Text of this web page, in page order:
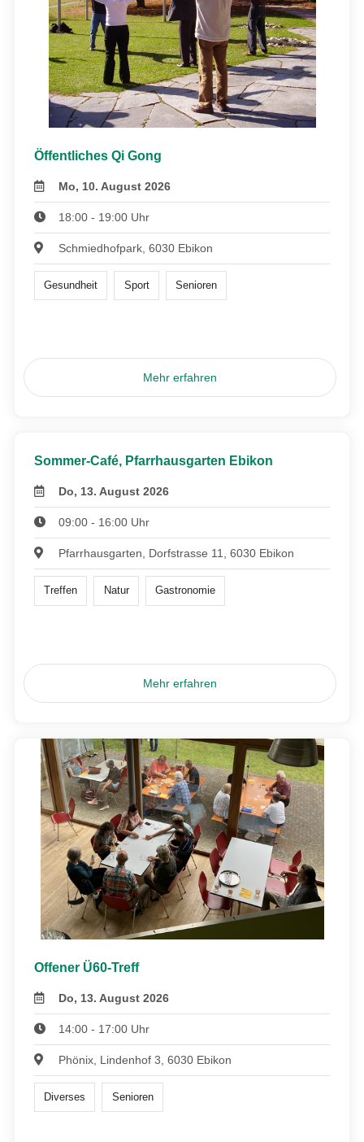
Öffentliches Qi Gong
Mo, 10. August 2026
18:00 - 19:00 Uhr
Schmiedhofpark, 6030 Ebikon
Gesundheit Sport Senioren
Mehr erfahren
Sommer-Café, Pfarrhausgarten Ebikon
Do, 13. August 2026
09:00 - 16:00 Uhr
Pfarrhausgarten, Dorfstrasse 11, 6030 Ebikon
Treffen Natur Gastronomie
Mehr erfahren
Offener Ü60-Treff
Do, 13. August 2026
14:00 - 17:00 Uhr
Phönix, Lindenhof 3, 6030 Ebikon
Diverses Senioren